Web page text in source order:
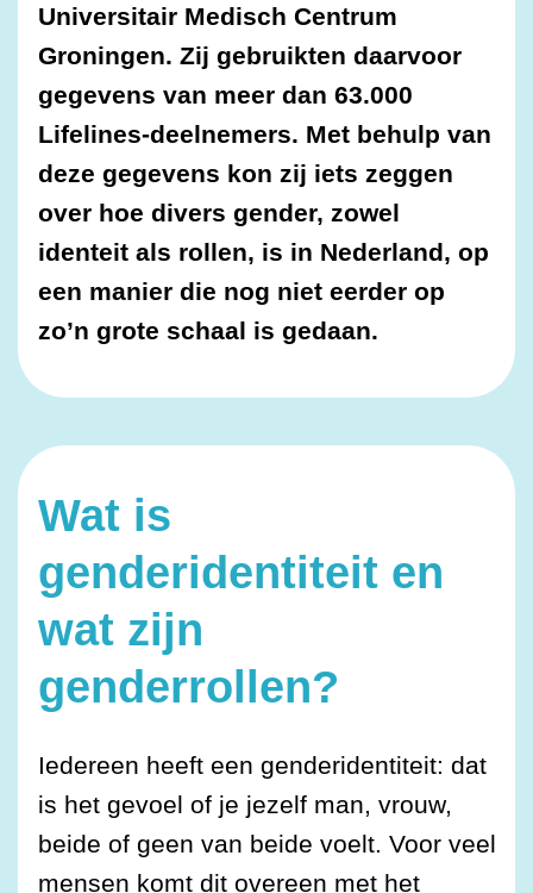
Universitair Medisch Centrum
Groningen. Zij gebruikten daarvoor
gegevens van meer dan 63.000
Lifelines-deelnemers. Met behulp van
deze gegevens kon zij iets zeggen
over hoe divers gender, zowel
identeit als rollen, is in Nederland, op
een manier die nog niet eerder op
zo’n grote schaal is gedaan.
Wat is
genderidentiteit en
wat zijn
genderrollen?
Iedereen heeft een genderidentiteit: dat
is het gevoel of je jezelf man, vrouw,
beide of geen van beide voelt. Voor veel
mensen komt dit overeen met het